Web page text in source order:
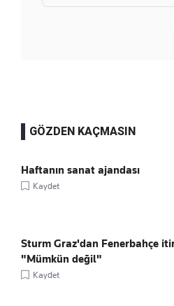
GÖZDEN KAÇMASIN
Haftanın sanat ajandası
Kaydet
Sturm Graz'dan Fenerbahçe
"Mümkün değil"
Kaydet